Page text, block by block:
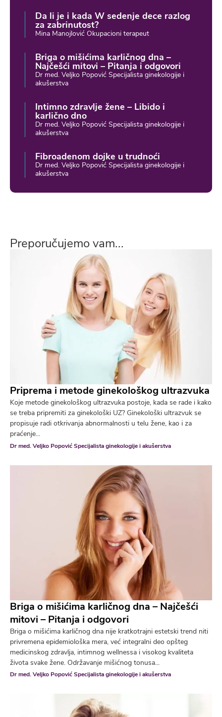
Da li je i kada W sedenje dece razlog
za zabrinutost?
Mina Manojlović Okupacioni terapeut
Briga o mišićima karličnog dna –
Najčešći mitovi – Pitanja i odgovori
Dr med. Veljko Popović Specijalista ginekologije i
akušerstva
Intimno zdravlje žene – Libido i
karlično dno
Dr med. Veljko Popović Specijalista ginekologije i
akušerstva
Fibroadenom dojke u trudnoći
Dr med. Veljko Popović Specijalista ginekologije i
akušerstva
Preporučujemo vam...
Priprema i metode ginekološkog ultrazvuka
Koje metode ginekološkog ultrazvuka postoje, kada se rade i kako
se treba pripremiti za ginekološki UZ? Ginekološki ultrazvuk se
propisuje radi otkrivanja abnormalnosti u telu žene, kao i za
praćenje...
Dr med. Veljko Popović Specijalista ginekologije i akušerstva
Briga o mišićima karličnog dna – Najčešći
mitovi – Pitanja i odgovori
Briga o mišićima karličnog dna nije kratkotrajni estetski trend niti
privremena epidemiološka mera, već integralni deo opšteg
medicinskog zdravlja, intimnog wellnessa i visokog kvaliteta
života svake žene. Održavanje mišićnog tonusa...
Dr med. Veljko Popović Specijalista ginekologije i akušerstva